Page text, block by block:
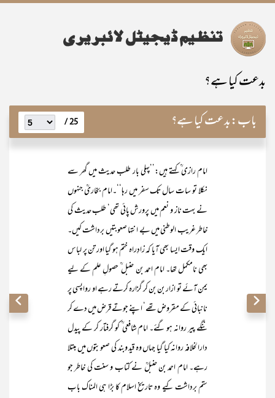
بدعت کیا ہے؟
باب:بدعت کیا ہے؟ 25 /
امام رازی ؒ کہتے ہیں:’’پہلی بار طلب حدیث میں گھر سے
نکلا تو سات سال تک سفر میں رہا‘‘۔امام بخاریؒ جنہوں
نے بہت ناز و نعم میں پرورش پائی تھی‘ طلب حدیث کی
خاطر غریب الوطنی میں بے انتہا صعوبتیں برداشت کیں۔
ایک وقت ایسا بھی آیا کہ زادِراہ ختم ہو گیا اور تن پر لباس
بھی نامکمل تھا۔ امام احمد بن حنبل ؒ حصولِ علم کے لیے
یمن آئے تو ازار بن بن کر گزارہ کرتے رہے او رواپسی پر
نانبائی کے مقروض تھے‘ اپنے جوتے قرض میں دے کر
ننگے پیر روانہ ہو گئے۔ امام شافعی ؒ کو گرفتار کر کے پیدل
دارالخلافہ روانہ کیا گیا جہاں وہ قید وبند کی صعوبتوں میں مبتلا
رہے۔ امام احمد بن حنبلؒ نے کتاب و سنت کی خاطر جو
ستم برداشت کیے وہ تاریخ اسلام کا بڑا ہی المناک باب